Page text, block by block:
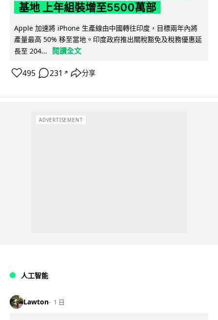
基地 上年組裝增至5500萬部
Apple 加速將 iPhone 生產線由中國轉往印度，目標兩年內將
產量最高 50% 移至當地。印度政府推出關稅豁免及稅務優惠延
長至 204...
閱讀全文
495 231 ↗ 分享
ADVERTISEMENT
人工智能
Lawton 1 日